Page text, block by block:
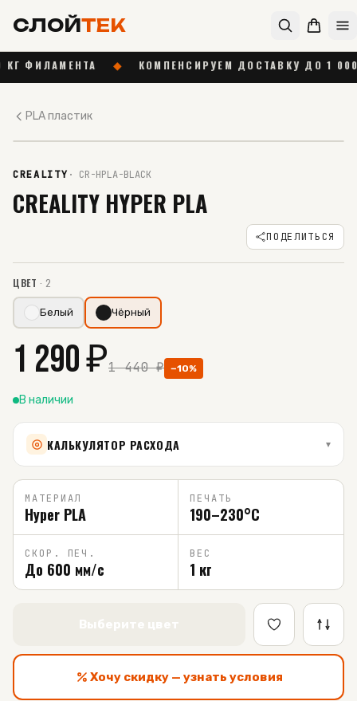
СЛОЙТЕК
◆ КОМПЕНСИРУЕМ ДОСТАВКУ ДО 1 000 ₽ ОТ 55
PLA пластик
CREALITY · CR-HPLA-BLACK
CREALITY HYPER PLA
ПОДЕЛИТЬСЯ
ЦВЕТ · 2
Белый Чёрный
1 290₽1 440₽ −10%
В наличии
КАЛЬКУЛЯТОР РАСХОДА ▾
МАТЕРИАЛ
Hyper PLA
ПЕЧАТЬ
190–230°C
СКОР. ПЕЧ.
До 600 мм/с
ВЕС
1 кг
Выберите цвет
Хочу скидку — узнать условия